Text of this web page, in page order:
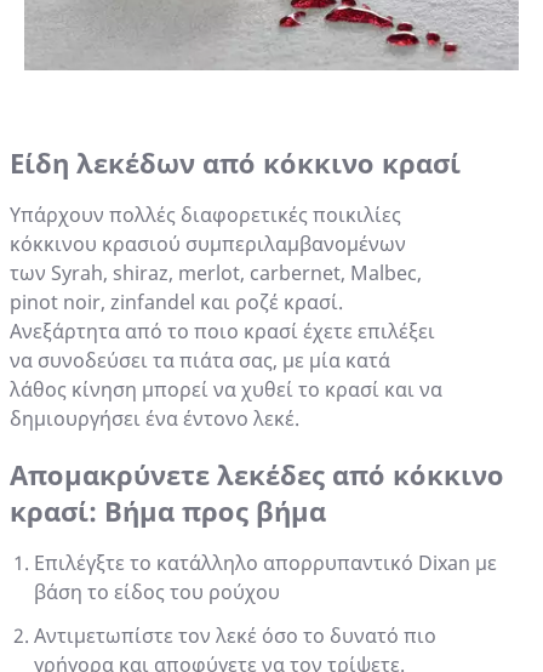
Είδη λεκέδων από κόκκινο κρασί
Υπάρχουν πολλές διαφορετικές ποικιλίες
κόκκινου κρασιού συμπεριλαμβανομένων
των Syrah, shiraz, merlot, carbernet, Malbec,
pinot noir, zinfandel και ροζέ κρασί.
Ανεξάρτητα από το ποιο κρασί έχετε επιλέξει
να συνοδεύσει τα πιάτα σας, με μία κατά
λάθος κίνηση μπορεί να χυθεί το κρασί και να
δημιουργήσει ένα έντονο λεκέ.
Απομακρύνετε λεκέδες από κόκκινο
κρασί: Βήμα προς βήμα
Επιλέγξτε το κατάλληλο απορρυπαντικό Dixan με
βάση το είδος του ρούχου
Αντιμετωπίστε τον λεκέ όσο το δυνατό πιο
γρήγορα και αποφύγετε να τον τρίψετε.